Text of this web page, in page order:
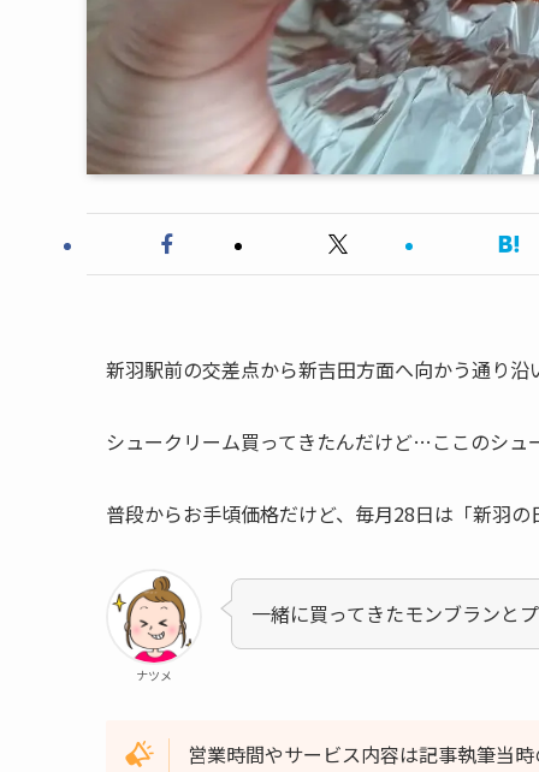
新羽駅前の交差点から新吉田方面へ向かう通り
シュークリーム買ってきたんだけど…ここのシュ
普段からお手頃価格だけど、毎月28日は「新羽
ナツメ
一緒に買ってきたモンブランと
営業時間やサービス内容は記事執筆当